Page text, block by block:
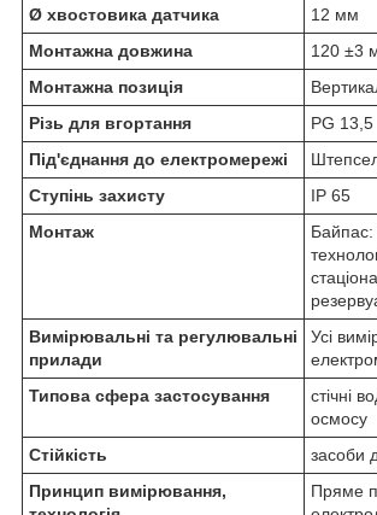
Ø хвостовика датчика
12 мм
Монтажна довжина
120 ±3
Монтажна позиція
Різь для вгортання
PG 13,5
Під'єднання до електромережі
Ступінь захисту
IP 65
Монтаж
Байпас:
Вимірювальні та регулювальні
прилади
Усі
Типова сфера застосування
стічні
осмосу
Стійкість
засоби
Принцип вимірювання,
Пряме